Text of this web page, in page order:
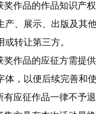
作品的作品知识产
产、展示、出版及其
或转让第三方。
作品的应征方需提
体，以便后续完善和
应征作品一律不予